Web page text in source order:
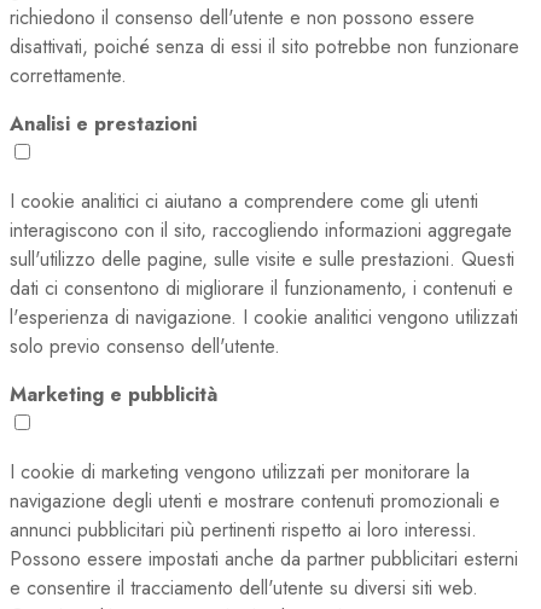
richiedono il consenso dell'utente e non possono essere
disattivati, poiché senza di essi il sito potrebbe non funzionare
correttamente.
Analisi e prestazioni
I cookie analitici ci aiutano a comprendere come gli utenti
interagiscono con il sito, raccogliendo informazioni aggregate
sull'utilizzo delle pagine, sulle visite e sulle prestazioni. Questi
dati ci consentono di migliorare il funzionamento, i contenuti e
l'esperienza di navigazione. I cookie analitici vengono utilizzati
solo previo consenso dell'utente.
Marketing e pubblicità
I cookie di marketing vengono utilizzati per monitorare la
navigazione degli utenti e mostrare contenuti promozionali e
annunci pubblicitari più pertinenti rispetto ai loro interessi.
Possono essere impostati anche da partner pubblicitari esterni
e consentire il tracciamento dell'utente su diversi siti web.